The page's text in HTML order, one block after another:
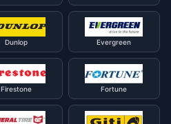
Dunlop
Evergreen
Firestone Fortune